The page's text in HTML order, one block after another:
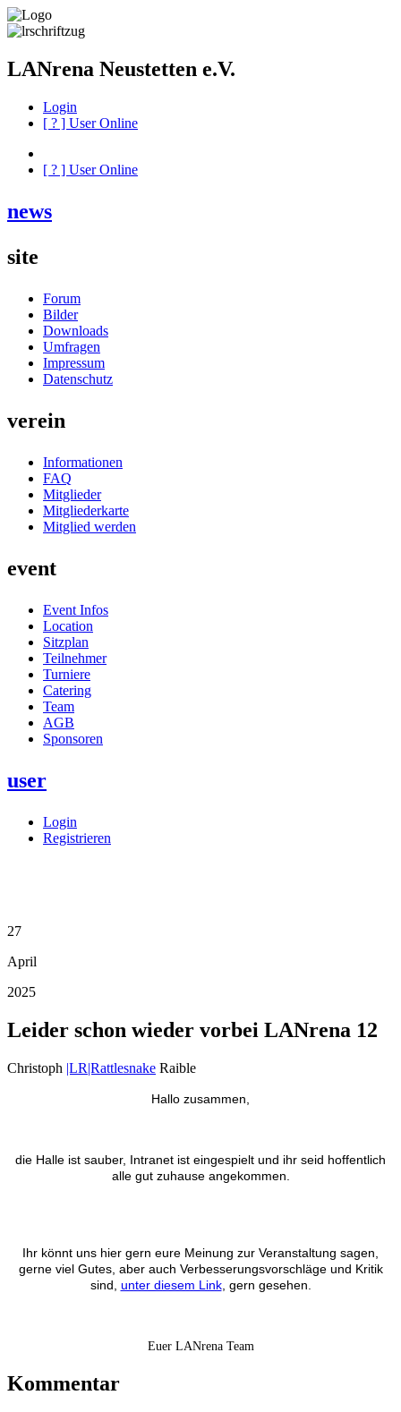
LANrena Neustetten e.V.
Login
[ ? ] User Online
[ ? ] User Online
news
site
Forum
Bilder
Downloads
Umfragen
Impressum
Datenschutz
verein
Informationen
FAQ
Mitglieder
Mitgliederkarte
Mitglied werden
event
Event Infos
Location
Sitzplan
Teilnehmer
Turniere
Catering
Team
AGB
Sponsoren
user
Login
Registrieren
27
April
2025
Leider schon wieder vorbei LANrena 12
Christoph |LR|Rattlesnake Raible
Hallo zusammen,
die Halle ist sauber, Intranet ist eingespielt und ihr seid hoffentlich
alle gut zuhause angekommen.
Ihr könnt uns hier gern eure Meinung zur Veranstaltung sagen,
gerne viel Gutes, aber auch Verbesserungsvorschläge und Kritik
sind, unter diesem Link, gern gesehen.
Euer LANrena Team
Kommentar